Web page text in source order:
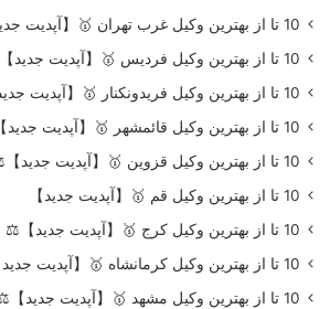
10 تا از بهترین وکیل غرب تهران 🥇【آپدیت جدید】
10 تا از بهترین وکیل فردیس 🥇【آپدیت جدید】
10 تا از بهترین وکیل فریدونکنار 🥇【آپدیت جدید】
10 تا از بهترین وکیل قائمشهر 🥇【آپدیت جدید】
10 تا از بهترین وکیل قزوین 🥇【آپدیت جدید】⚖️
10 تا از بهترین وکیل قم 🥇【آپدیت جدید】
10 تا از بهترین وکیل کرج 🥇【آپدیت جدید】⚖️
10 تا از بهترین وکیل کرمانشاه 🥇【آپدیت جدید】
10 تا از بهترین وکیل مشهد 🥇【آپدیت جدید】⚖️